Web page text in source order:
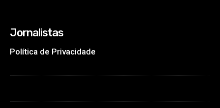
Jornalistas
Política de Privacidade